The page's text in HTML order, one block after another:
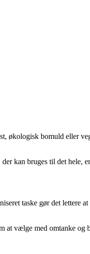
økologisk bomuld eller
kan bruges til det hele,
taske gør det lettere
at vælge med omtanke og